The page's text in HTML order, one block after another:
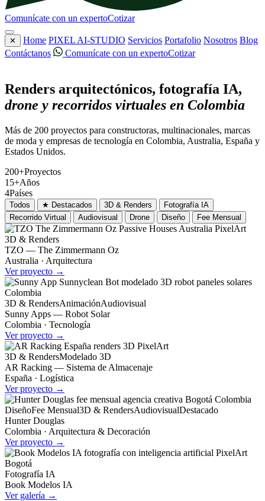
Comunícate con un expertoCotizar
✕ Home PIXEL AI-STUDIO Servicios Portafolio Nosotros Blog
Contáctanos
Comunícate con un expertoCotizar
Renders arquitectónicos, fotografía IA,
drone y recorridos virtuales en Colombia
Más de 200 proyectos para constructoras, multinacionales, marcas
de moda y empresas de tecnología en Colombia, Australia, España y
Estados Unidos.
200+Proyectos
15+Años
4Países
Todos ★ Destacados 3D & Renders
Fotografía IA
Recorrido Virtual
Audiovisual Drone Diseño Fee Mensual
3D & Renders
TZO — The Zimmermann Oz
Australia · Arquitectura
Ver proyecto →
3D & RendersAnimaciónAudiovisual
Sunny Apps — Robot Solar
Colombia · Tecnología
Ver proyecto →
3D & RendersModelado 3D
AR Racking — Sistema de Almacenaje
España · Logística
Ver proyecto →
DiseñoFee Mensual3D & RendersAudiovisualDestacado
Hunter Douglas
Colombia · Arquitectura & Decoración
Ver proyecto →
Fotografía IA
Book Modelos IA
Ver galería →